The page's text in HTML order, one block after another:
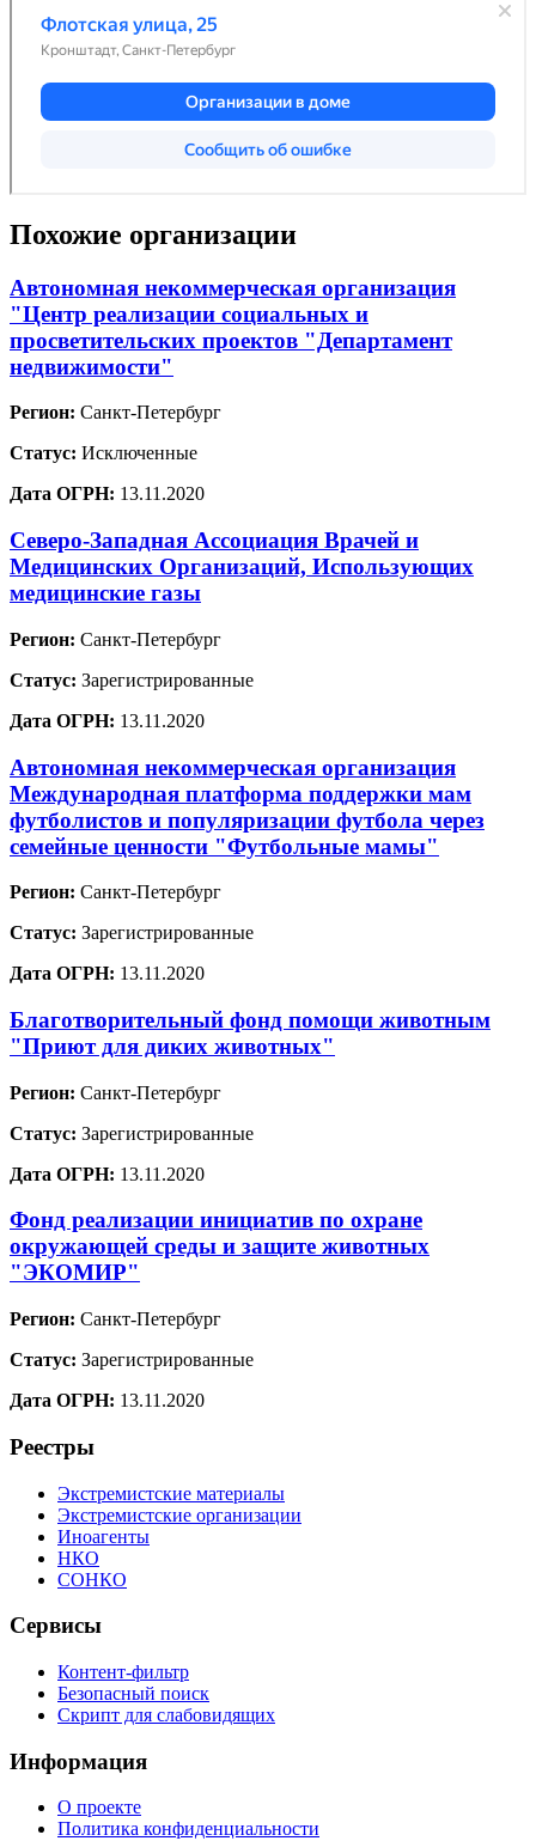
Похожие организации
Автономная некоммерческая организация
"Центр реализации социальных и
просветительских проектов "Департамент
недвижимости"
Регион: Санкт-Петербург
Статус: Исключенные
Дата ОГРН: 13.11.2020
Северо-Западная Ассоциация Врачей и
Медицинских Организаций, Использующих
медицинские газы
Регион: Санкт-Петербург
Статус: Зарегистрированные
Дата ОГРН: 13.11.2020
Автономная некоммерческая организация
Международная платформа поддержки мам
футболистов и популяризации футбола через
семейные ценности "Футбольные мамы"
Регион: Санкт-Петербург
Статус: Зарегистрированные
Дата ОГРН: 13.11.2020
Благотворительный фонд помощи животным
"Приют для диких животных"
Регион: Санкт-Петербург
Статус: Зарегистрированные
Дата ОГРН: 13.11.2020
Фонд реализации инициатив по охране
окружающей среды и защите животных
"ЭКОМИР"
Регион: Санкт-Петербург
Статус: Зарегистрированные
Дата ОГРН: 13.11.2020
Реестры
Экстремистские материалы
Экстремистские организации
Иноагенты
НКО
СОНКО
Сервисы
Контент-фильтр
Безопасный поиск
Скрипт для слабовидящих
Информация
О проекте
Политика конфиденциальности